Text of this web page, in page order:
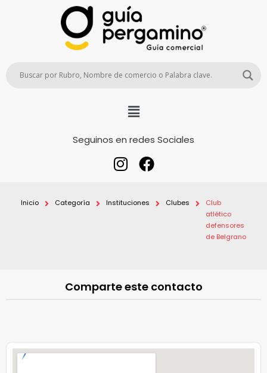
Seguinos en redes Sociales
Inicio Categoría Instituciones Clubes
Club
atlético
defensores
de Belgrano
Comparte este contacto